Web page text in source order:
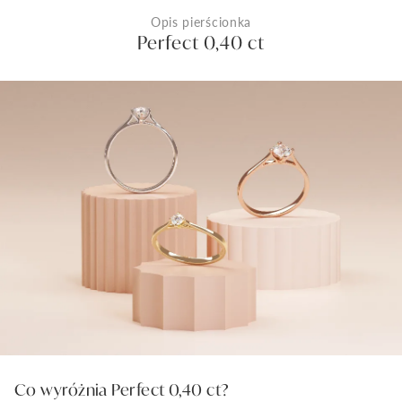
Opis pierścionka
Perfect 0,40 ct
Co wyróżnia Perfect 0,40 ct?